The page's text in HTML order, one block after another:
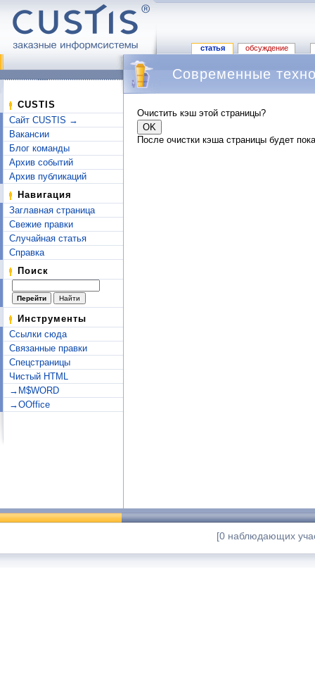
статья обсуждение
CUSTIS
Сайт CUSTIS →
Вакансии
Блог команды
Архив событий
Архив публикаций
Навигация
Заглавная страница
Свежие правки
Случайная статья
Справка
Поиск
Инструменты
Ссылки сюда
Связанные правки
Спецстраницы
Чистый HTML
→M$WORD
→OOffice
Современные
Очистить кэш этой страницы?
После очистки кэша страницы будет
[0 наблюдающих